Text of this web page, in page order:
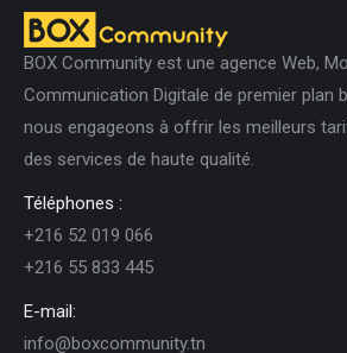
BOX Community est une agence Web,
Communication Digitale de premier plan
nous engageons à offrir les meilleurs
des services de haute qualité.
Téléphones :
+216 52 019 066
+216 55 833 445
E-mail:
info@boxcommunity.tn